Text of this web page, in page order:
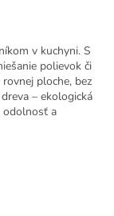
v kuchyni. S
polievok či
ploche, bez
– ekologická
odolnosť a